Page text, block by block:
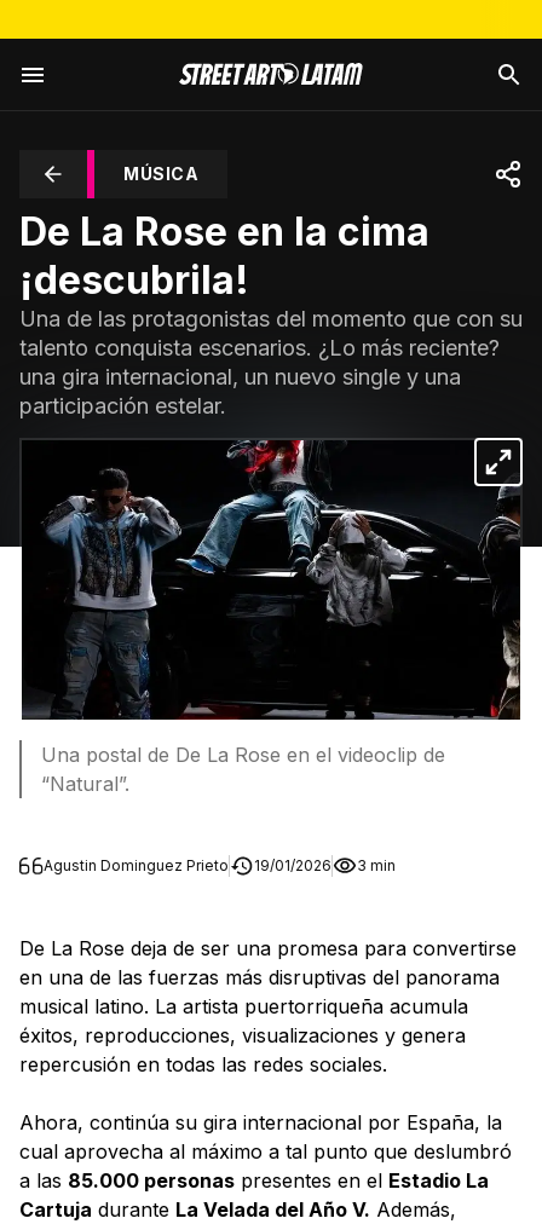
MÚSICA
De La Rose en la cima
¡descubrila!
Una de las protagonistas del momento que con su
talento conquista escenarios. ¿Lo más reciente?
una gira internacional, un nuevo single y una
participación estelar.
Una postal de De La Rose en el videoclip de
“Natural”.
Agustin Dominguez Prieto 19/01/2026 3 min
De La Rose deja de ser una promesa para convertirse
en una de las fuerzas más disruptivas del panorama
musical latino. La artista puertorriqueña acumula
éxitos, reproducciones, visualizaciones y genera
repercusión en todas las redes sociales.
Ahora, continúa su gira internacional por España, la
cual aprovecha al máximo a tal punto que deslumbró
a las 85.000 personas presentes en el Estadio La
Cartuja durante La Velada del Año V. Además,